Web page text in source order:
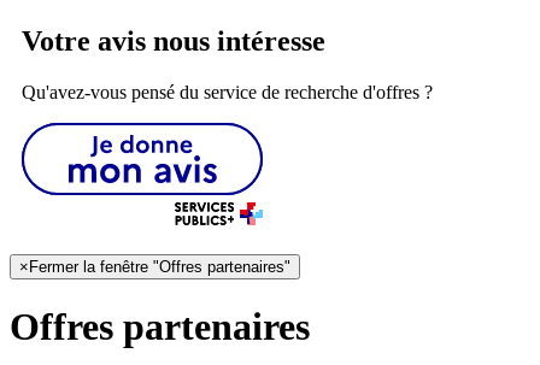
Votre avis nous intéresse
Qu'avez-vous pensé du service de recherche d'offres ?
× Fermer la fenêtre "Offres partenaires"
Offres partenaires